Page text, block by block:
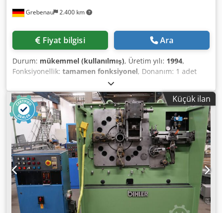
Grebenau 2.400 km
Fiyat bilgisi Ara
Durum: mükemmel (kullanılmış), Üretim yılı: 1994,
Fonksiyonellik: tamamen fonksiyonel, Donanım: 1 adet
BIHLER kontrol ünitesi P-CNC 200 1 adet BIHLER ses
yalıtımlı kabin Dedpfx Aewxarqjgnock 2 adet sağ pensli
besleyici 1 adet sol pensli besleyici 4 adet geniş kızak
ünitesi (kaynak pres kızağı) 1 adet kaynak makinesi BIHLER
B 1000 Çalışma alanı: Tel çapı aralığı: 0,5 - 3,0 mm Bant
genişliği: maks. 40 mm Besleme uzunluğu: maks. 240 mm
Kapasite: maks. 400/dk
Küçük ilan